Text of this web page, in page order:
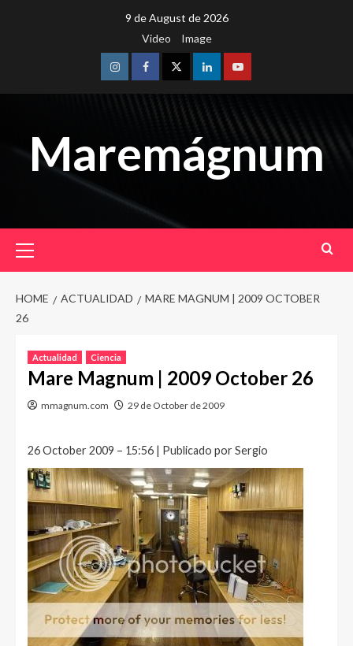
9 de August de 2026
Video
Image
InstagramFacebookTwitterLinkedinYoutube
Maremágnum
Menu
HOME ACTUALIDAD
MARE MAGNUM | 2009 OCTOBER
26
Actualidad Ciencia
Mare Magnum | 2009 October 26
mmagnum.com 29 de October de 2009
26 October 2009 – 15:56 | Publicado por Sergio